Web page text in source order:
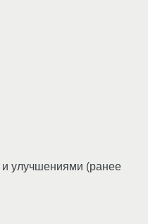
и улучшениями (ранее